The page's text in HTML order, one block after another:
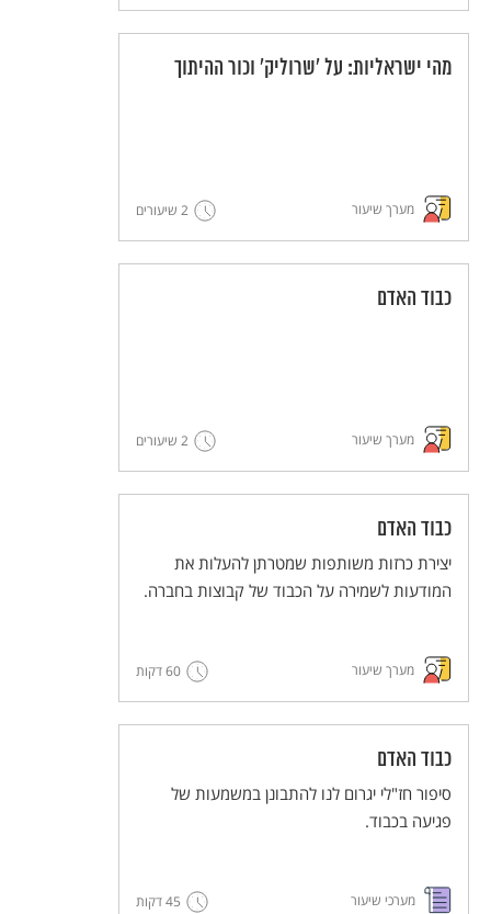
מהי ישראליות: על 'שרוליק' וכור ההיתוך
מערך שיעור 2 שיעורים
כבוד האדם
מערך שיעור 2 שיעורים
כבוד האדם
יצירת כרזות משותפות שמטרתן להעלות את
המודעות לשמירה על הכבוד של קבוצות בחברה.
מערך שיעור 60 דקות
כבוד האדם
סיפור חז"לי יגרום לנו להתבונן במשמעות של
פגיעה בכבוד.
מערכי שיעור 45 דקות